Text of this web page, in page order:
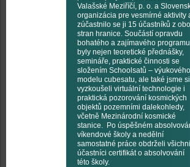
Valašské Meziříčí, p. o. a
organizácia pre vesmírné aktivity
zúčastnilo se ji 15 účastníků z
stran hranice. Součástí opravdu
bohatého a zajímavého programu
byly nejen teoretické přednášky,
semináře, praktické činnosti se
složením Schoolsatů – výukového
modelu cubesatu, ale také jsme si
vyzkoušeli virtuální technologie i
praktická pozorování kosmických
objektů pozemními dalekohledy,
včetně Mezinárodní kosmické
stanice. Po úspěšném
víkendové školy a nedělní
samostatné práce obdrželi všichni
účastníci certifikát o absolvování
této školy.